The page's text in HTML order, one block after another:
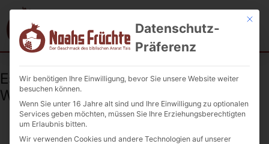
Es wurden keine Produkte zur
Wunschliste hinzugefügt.
Mit
Datenschutz-
Präferenz
Wir benötigen Ihre Einwilligung, bevor Sie unsere Website weiter
besuchen können.
Wenn Sie unter 16 Jahre alt sind und Ihre Einwilligung zu optionalen
Services geben möchten, müssen Sie Ihre Erziehungsberechtigten
um Erlaubnis bitten.
Wir verwenden Cookies und andere Technologien auf unserer